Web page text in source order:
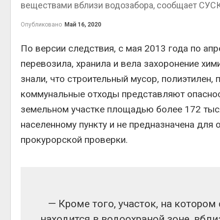
веществами вблизи водозабора, сообщает
Опубликовано Май 16, 2020
По версии следствия, с мая 2013 года по
перевозила, хранила и вела захоронение
знали, что строительный мусор,
коммунальные отходы представляют
земельном участке площадью более 172
населенному пункту и не предназначена
прокурорской проверки.
— Кроме того, участок, на
Авг 5,
Авг 5,
В
леса